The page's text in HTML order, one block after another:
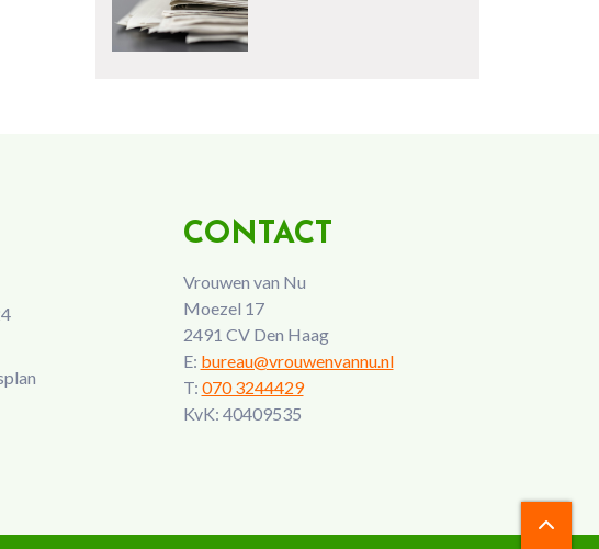
CONTACT
Vrouwen van Nu
Moezel 17
2491 CV Den Haag
E: bureau@vrouwenvannu.nl
T: 070 3244429
KvK: 40409535